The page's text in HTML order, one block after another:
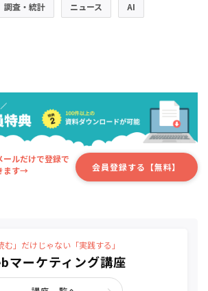
調査・統計 ニュース AI
ールだけで登録で
ます→
会員登録する【無料】
む」だけじゃない「実践する」
マーケティング講座